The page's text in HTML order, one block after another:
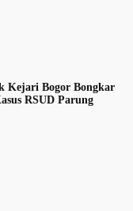
Kejari Bogor Bongkar
RSUD Parung